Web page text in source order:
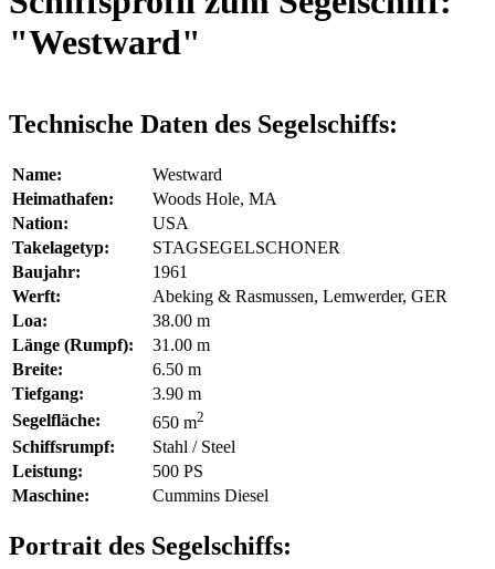
"Westward"
Technische Daten des Segelschiffs:
Name:
Westward
Heimathafen:
Woods Hole, MA
Nation:
USA
Takelagetyp:
STAGSEGELSCHONER
Baujahr:
1961
Werft:
Abeking & Rasmussen, Lemwerder, GER
Loa:
38.00 m
Länge (Rumpf):
31.00 m
Breite:
6.50 m
Tiefgang:
3.90 m
Segelfläche:
650 m2
Schiffsrumpf:
Stahl / Steel
Leistung:
500 PS
Maschine:
Cummins Diesel
Portrait des Segelschiffs: